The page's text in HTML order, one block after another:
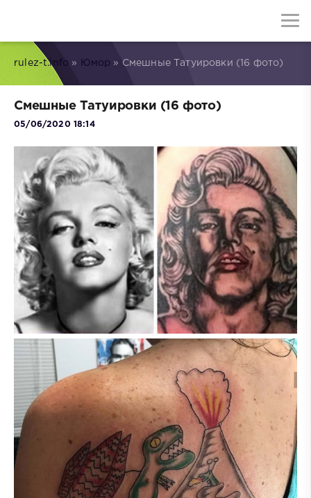
rulez-t.info » Юмор » Смешные Татуировки (16 фото)
Смешные Татуировки (16 фото)
05/06/2020 18:14